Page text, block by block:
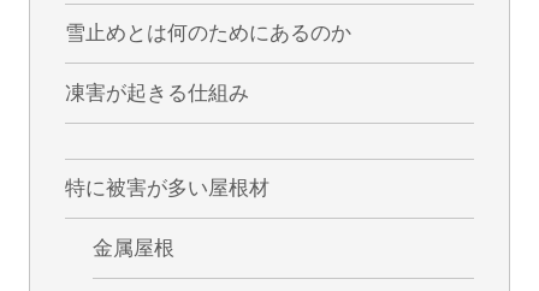
雪止めとは何のためにあるのか
凍害が起きる仕組み
特に被害が多い屋根材
金属屋根